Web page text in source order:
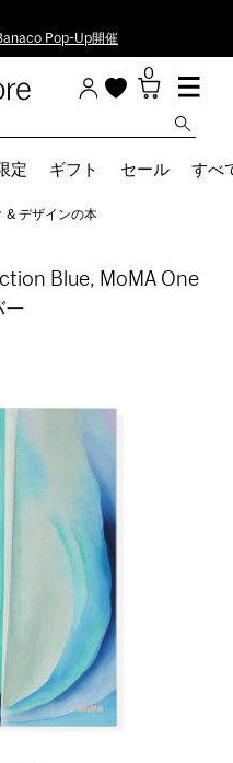
Pop-Up開催
0
定 ギフト セール すべ
& デザインの本
Blue, MoMA One
ー